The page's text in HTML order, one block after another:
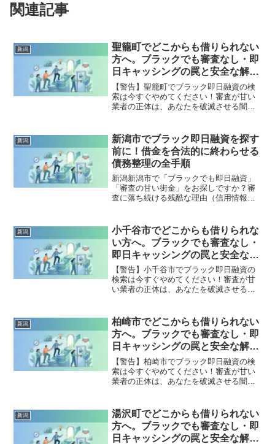
関連記事
新潟
聖籠町でどこからも借りられない
方へ。ブラックでも審査なし・即
日キャッシングの罠と安全な解決
策
【警告】聖籠町でブラック即日融資の検
索は今すぐやめてください！審査が甘い
業者の正体は、あなたを破滅させる闇金
町で違法業者を避け、借金地獄から抜け
出した方々の実体験と確実な解決策を完
全公開。
新潟
新潟市でブラック即日融資を探す
前に！借金を合法的に終わらせる
債務整理の全手順
新潟新潟市で「ブラックでも即日融資」
「審査の甘い街金」をお探しですか？審
査に落ち続ける残酷な理由（信用情報と
底解説。多重債務の地獄から抜け出し、
合法的に借金を減額・免除する「債務整
理」の正しい知識と、今すぐ督促を止め
る無料相談窓口をご案内します。
新潟
小千谷市でどこからも借りられな
い方へ。ブラックでも審査なし・
即日キャッシングの罠と安全な解
決策
【警告】小千谷市でブラック即日融資の
検索は今すぐやめてください！審査が甘
い業者の正体は、あなたを破滅させる闇
小千谷市で違法業者を避け、借金地獄か
ら抜け出した方々の実体験と確実な解決
策を完全公開。
新潟
柏崎市でどこからも借りられない
方へ。ブラックでも審査なし・即
日キャッシングの罠と安全な解決
策
【警告】柏崎市でブラック即日融資の検
索は今すぐやめてください！審査が甘い
業者の正体は、あなたを破滅させる闇金
市で違法業者を避け、借金地獄から抜け
出した方々の実体験と確実な解決策を完
全公開。
新潟
湯沢町でどこからも借りられない
方へ。ブラックでも審査なし・即
日キャッシングの罠と安全な解決